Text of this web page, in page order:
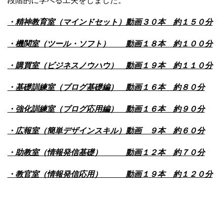
・精神教育室（マインドセット）動画３０本 約１５０分
・機関室（ツール・ソフト） 動画１８本 約１００分
・購買室（ビジネスノウハウ） 動画１９本 約１１０分
・基礎訓練室（ブログ基礎編） 動画１６本 約８０分
・強化訓練室（ブログ応用編） 動画１６本 約９０分
・広報室（簡単デザインスキル）動画 ９本 約６０分
・助教室（情報発信基礎） 動画１２本 約７０分
・教官室（情報発信応用） 動画１９本 約１２０分